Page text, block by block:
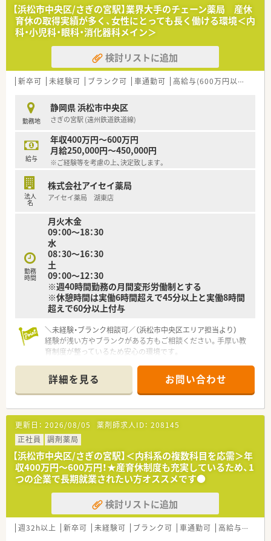
【浜松市中央区/さぎの宮駅】業界大手のチェーン薬局 産休
育休の取得実績が多く、女性にとっても長く働ける環境＜内
科・小児科・眼科・消化器科メイン＞
検討リストに追加
新卒可 未経験可 ブランク可 車通勤可 高給与(600万円以上)
勤務地
静岡県 浜松市中央区
さぎの宮駅 (遠州鉄道鉄道線)
給与
年収400万円～600万円
月給250,000円～450,000円
※ご経験等を考慮の上、決定致します。
法人
名
株式会社アイセイ薬局
アイセイ薬局 湖東店
勤務
時間
月火木金
09：00～18：30
水
08：30～16：30
土
09：00～12：30
※週40時間勤務の月間変形労働制とする
※休憩時間は実働6時間超えで45分以上と実働8時間
超えで60分以上付与
＼未経験・ブランク相談可／（浜松市中央区エリア担当より）
経験が浅い方やブランクがある方もご相談ください。手厚い教
育制度が整っているため安心の環境です。
【店舗情報と応需状況について】
■遠州鉄道鉄道線のさぎの宮駅から車で約15分の場所に位置し
ており、マイカー通勤が至便です。
■内科・小児科・眼科・消化器科と多科目を応需し、1日平均約90
枚の処方箋に対応しています。
■薬剤師は常勤4名が在籍し、常に3～4名体制で協力しながら業
務を行っています。
【法人特徴について】
■全国に約400店舗を展開する地域密着型の大手調剤薬局チェ
ーンとして成長を続けています。
■業界のパイオニアとして30年以上前から医療モール事業を手
がけ、全国に170店舗を展開します。
■薬剤師でもある社長が自らの経験を活かし、女性が長期的に働
きやすい企業を目指しています。
詳細を見る お問い合わせ
更新日： 2026/08/05 薬剤師求人ID： 208145
正社員
調剤薬局
【浜松市中央区/さぎの宮駅】＜内科系の複数科目を応需＞年
収400万円～600万円！★産育休制度も充実しているため、1
つの企業で長期就業されたい方オススメです●
検討リストに追加
週32h以上 新卒可 未経験可 ブランク可 車通勤可 高給与(600万円以上)